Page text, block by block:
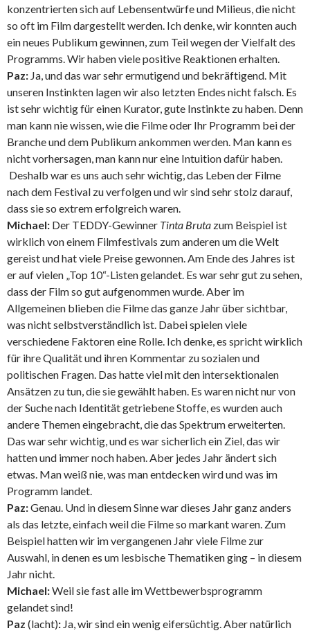
konzentrierten sich auf Lebensentwürfe und Milieus, die nicht
so oft im Film dargestellt werden. Ich denke, wir konnten auch
ein neues Publikum gewinnen, zum Teil wegen der Vielfalt des
Programms. Wir haben viele positive Reaktionen erhalten.
Paz: Ja, und das war sehr ermutigend und bekräftigend. Mit
unseren Instinkten lagen wir also letzten Endes nicht falsch. Es
ist sehr wichtig für einen Kurator, gute Instinkte zu haben. Denn
man kann nie wissen, wie die Filme oder Ihr Programm bei der
Branche und dem Publikum ankommen werden. Man kann es
nicht vorhersagen, man kann nur eine Intuition dafür haben.
Deshalb war es uns auch sehr wichtig, das Leben der Filme
nach dem Festival zu verfolgen und wir sind sehr stolz darauf,
dass sie so extrem erfolgreich waren.
Michael: Der TEDDY-Gewinner Tinta Bruta zum Beispiel ist
wirklich von einem Filmfestivals zum anderen um die Welt
gereist und hat viele Preise gewonnen. Am Ende des Jahres ist
er auf vielen „Top 10“-Listen gelandet. Es war sehr gut zu sehen,
dass der Film so gut aufgenommen wurde. Aber im
Allgemeinen blieben die Filme das ganze Jahr über sichtbar,
was nicht selbstverständlich ist. Dabei spielen viele
verschiedene Faktoren eine Rolle. Ich denke, es spricht wirklich
für ihre Qualität und ihren Kommentar zu sozialen und
politischen Fragen. Das hatte viel mit den intersektionalen
Ansätzen zu tun, die sie gewählt haben. Es waren nicht nur von
der Suche nach Identität getriebene Stoffe, es wurden auch
andere Themen eingebracht, die das Spektrum erweiterten.
Das war sehr wichtig, und es war sicherlich ein Ziel, das wir
hatten und immer noch haben. Aber jedes Jahr ändert sich
etwas. Man weiß nie, was man entdecken wird und was im
Programm landet.
Paz:Genau. Und in diesem Sinne war dieses Jahr ganz anders
als das letzte, einfach weil die Filme so markant waren. Zum
Beispiel hatten wir im vergangenen Jahr viele Filme zur
Auswahl, in denen es um lesbische Thematiken ging – in diesem
Jahr nicht.
Michael:Weil sie fast alle im Wettbewerbsprogramm
gelandet sind!
Paz (lacht): Ja, wir sind ein wenig eifersüchtig. Aber natürlich